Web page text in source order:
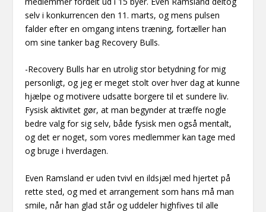
selv i konkurrencen den 11. marts, og mens pulsen
falder efter en omgang intens træning, fortæller han
om sine tanker bag Recovery Bulls.
-Recovery Bulls har en utrolig stor betydning for mig
personligt, og jeg er meget stolt over hver dag at kunne
hjælpe og motivere udsatte borgere til et sundere liv.
Fysisk aktivitet gør, at man begynder at træffe nogle
bedre valg for sig selv, både fysisk men også mentalt,
og det er noget, som vores medlemmer kan tage med
og bruge i hverdagen.
Even Ramsland er uden tvivl en ildsjæl med hjertet på
rette sted, og med et arrangement som hans må man
smile, når han glad står og uddeler highfives til alle